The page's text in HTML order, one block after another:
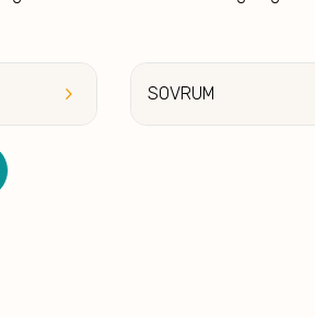
keyboard_arrow_right SOVRUM